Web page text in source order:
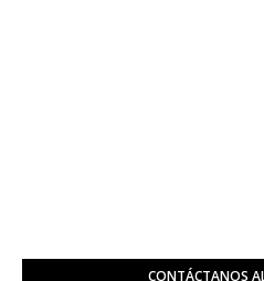
CONTÁCTANOS